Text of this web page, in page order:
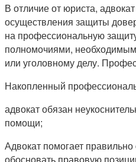
В отличие от юриста,
осуществления защиты
на профессиональную
полномочиями,
или уголовному делу.
Накопленный
адвокат обязан
помощи;
Адвокат помогает
обосновать правовую